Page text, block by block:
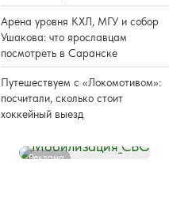
Арена уровня КХЛ, МГУ и собор
Ушакова: что ярославцам
посмотреть в Саранске
Путешествуем с «Локомотивом»:
посчитали, сколько стоит
хоккейный выезд
Реклама